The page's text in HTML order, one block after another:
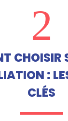
2
CHOISIR
:
CLÉS